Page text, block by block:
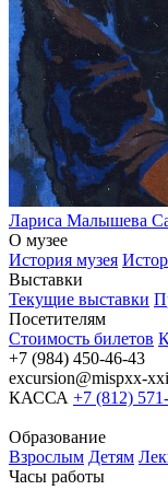
Лариса Малышева
О музее
История музея
Выставки
Текущие выставки
Посетителям
Стоимость билетов
+7 (984) 450-46-43
excursion@mispxx-
КАССА +7 (812)
Образование
Взрослым Детям
Часы работы